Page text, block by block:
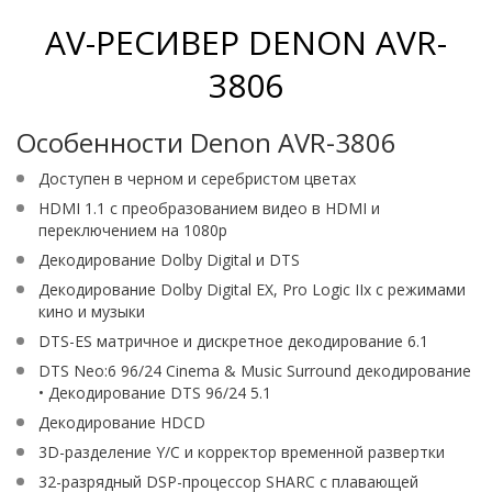
AV-РЕСИВЕР DENON AVR-
3806
Особенности Denon AVR-3806
Доступен в черном и серебристом цветах
HDMI 1.1 с преобразованием видео в HDMI и
переключением на 1080p
Декодирование Dolby Digital и DTS
Декодирование Dolby Digital EX, Pro Logic IIx с режимами
кино и музыки
DTS-ES матричное и дискретное декодирование 6.1
DTS Neo:6 96/24 Cinema & Music Surround декодирование
• Декодирование DTS 96/24 5.1
Декодирование HDCD
3D-разделение Y/C и корректор временной развертки
32-разрядный DSP-процессор SHARC с плавающей